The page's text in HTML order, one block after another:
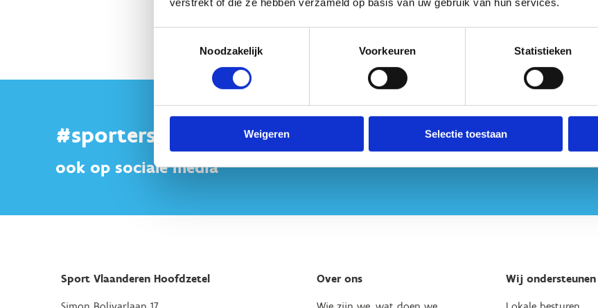
Noodzakelijk
Voorkeuren Statistieken
Weigeren Selectie toestaan
#sportersbelevenmeer
ook op sociale media
Sport Vlaanderen Hoofdzetel Over ons Wij ondersteunen